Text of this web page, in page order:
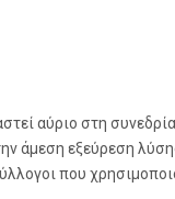
αύριο στη
άμεση εξεύρεση
που